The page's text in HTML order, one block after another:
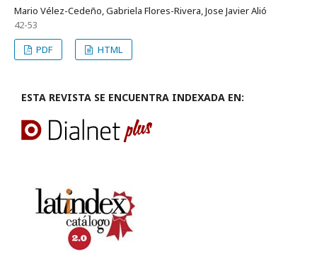
Mario Vélez-Cedeño, Gabriela Flores-Rivera, Jose Javier Alió
42-53
PDF
HTML
ESTA REVISTA SE ENCUENTRA INDEXADA EN: